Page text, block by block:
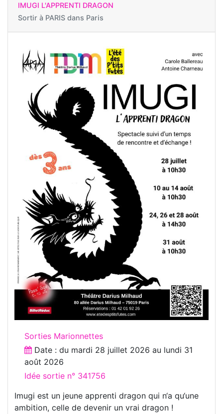
IMUGI L'APPRENTI DRAGON
Sortir à PARIS dans Paris
Sorties Marionnettes
Date : du mardi 28 juillet 2026 au lundi 31
août 2026
Idée sortie n° 341756
Imugi est un jeune apprenti dragon qui n‘a qu‘une
ambition, celle de devenir un vrai dragon !